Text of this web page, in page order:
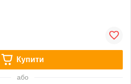
Купити
або